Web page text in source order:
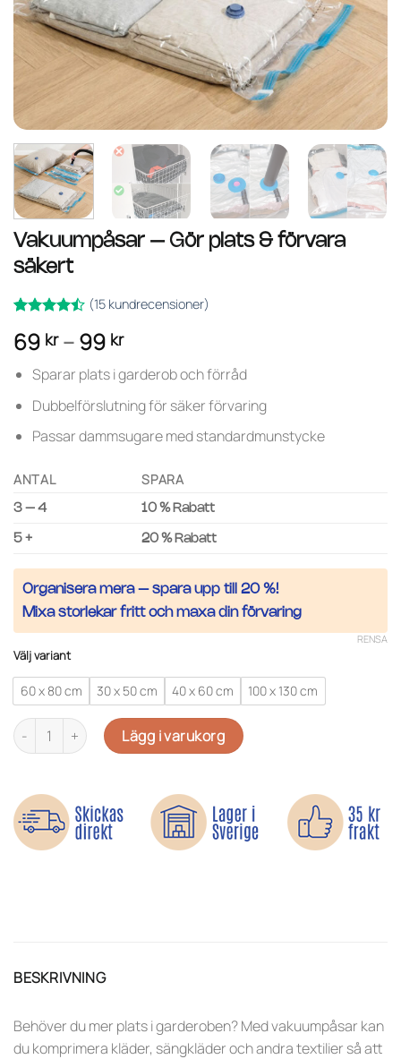
Vakuumpåsar – Gör plats & förvara
säkert
4.47 av
på
kundrecensioner
(15kundrecensioner)
69 kr –99 krPrisintervall:
69 kr
till
99 kr
Sparar plats i garderob och förråd
Dubbelförslutning för säker förvaring
Passar dammsugare med standardmunstycke
ANTAL SPARA
3 – 4 10 % Rabatt
5 + 20 % Rabatt
Organisera mera – spara upp till 20 %!
Mixa storlekar fritt och maxa din förvaring
Välj variant
60 x 80 cm 30 x 50 cm 40 x 60 cm 100 x 130 cm
RENSA
Vakuumpåsar - Gör plats & förvara säkert mängd
Lägg i varukorg
BESKRIVNING
Behöver du mer plats i garderoben? Med vakuumpåsar kan
du komprimera kläder, sängkläder och andra textilier så att